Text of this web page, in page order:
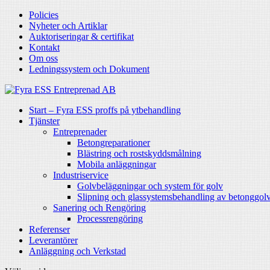
Policies
Nyheter och Artiklar
Auktoriseringar & certifikat
Kontakt
Om oss
Ledningssystem och Dokument
Start – Fyra ESS proffs på ytbehandling
Tjänster
Entreprenader
Betongreparationer
Blästring och rostskyddsmålning
Mobila anläggningar
Industriservice
Golvbeläggningar och system för golv
Slipning och glassystemsbehandling av
Sanering och Rengöring
Processrengöring
Referenser
Leverantörer
Anläggning och Verkstad